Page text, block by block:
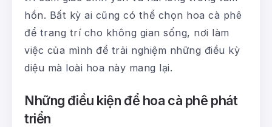
hồn. Bất kỳ ai cũng có thể chọn hoa cà phê
để trang trí cho không gian sống, nơi làm
việc của mình để trải nghiệm những điều kỳ
diệu mà loài hoa này mang lại.
Những điều kiện để hoa cà phê phát
triển